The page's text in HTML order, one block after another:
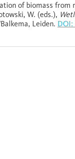
of biomass from
W. (eds.),
Leiden. DOI: